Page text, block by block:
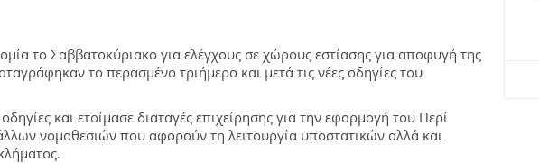
το Σαββατοκύριακο για ελέγχους σε χώρους εστίασης για αποφυγή της
το περασμένο τριήμερο και μετά τις νέες οδηγίες του
και ετοίμασε διαταγές επιχείρησης για την εφαρμογή του Περί
νομοθεσιών που αφορούν τη λειτουργία υποστατικών αλλά και